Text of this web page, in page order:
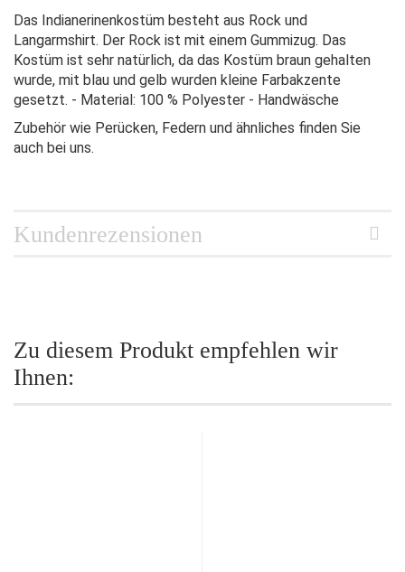
Das Indianerinenkostüm besteht aus Rock und
Langarmshirt. Der Rock ist mit einem Gummizug. Das
Kostüm ist sehr natürlich, da das Kostüm braun gehalten
wurde, mit blau und gelb wurden kleine Farbakzente
gesetzt. - Material: 100 % Polyester - Handwäsche
Zubehör wie Perücken, Federn und ähnliches finden Sie
auch bei uns.
Kundenrezensionen
Zu diesem Produkt empfehlen wir
Ihnen: